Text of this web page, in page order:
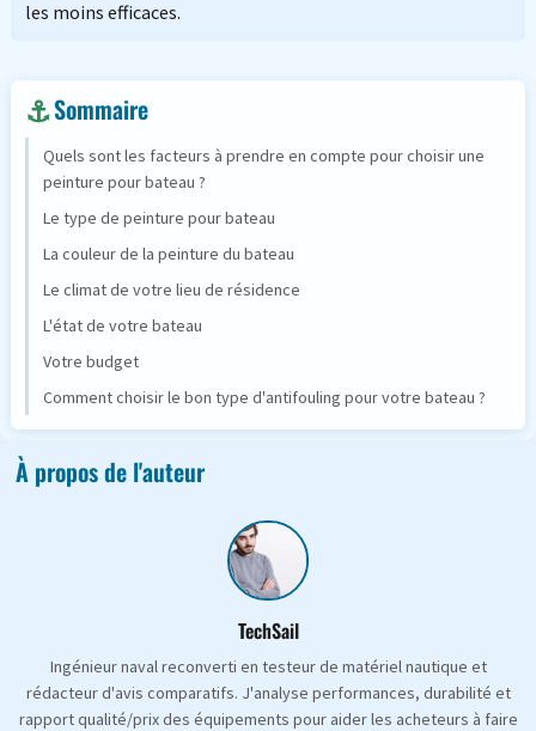
les moins efficaces.
Sommaire
Quels sont les facteurs à prendre en compte pour choisir une
peinture pour bateau ?
Le type de peinture pour bateau
La couleur de la peinture du bateau
Le climat de votre lieu de résidence
L'état de votre bateau
Votre budget
Comment choisir le bon type d'antifouling pour votre bateau ?
À propos de l'auteur
TechSail
Ingénieur naval reconverti en testeur de matériel nautique et
rédacteur d'avis comparatifs. J'analyse performances, durabilité et
rapport qualité/prix des équipements pour aider les acheteurs à faire